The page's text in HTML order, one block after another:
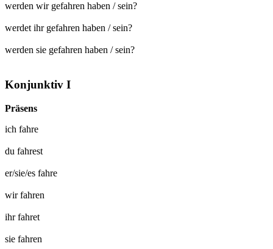
werden wir gefahren haben / sein?
werdet ihr gefahren haben / sein?
werden sie gefahren haben / sein?
Konjunktiv I
Präsens
ich fahre
du fahrest
er/sie/es fahre
wirfahren
ihrfahret
sie fahren